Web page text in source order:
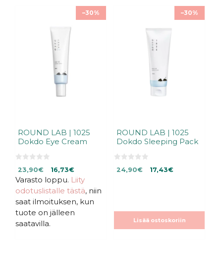
–30%
ROUND LAB | 1025
Dokdo Eye Cream
5
:
s
t
Alkuperäinen
hinta
oli:
23,90€.
23,90€Nykyinen
hinta
on:
23,90€.
16,73€
Varasto loppu. Liity
odotuslistalle tästä, niin
saat ilmoituksen, kun
tuote on jälleen
saatavilla.
–30%
ROUND LAB | 1025
Dokdo Sleeping Pack
5Alkuperäinen
24,90€Nykyinen
17,43€
Lisää ostoskoriin